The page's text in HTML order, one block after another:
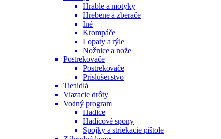
Hrable a motyky
Hrebene a zberače
Iné
Krompáče
Lopaty a rýle
Nožnice a nože
Postrekovače
Postrekovače
Príslušenstvo
Tienidlá
Viazacie drôty
Vodný program
Hadice
Hadicové spony
Spojky a striekacie pištole